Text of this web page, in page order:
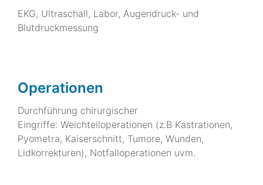
EKG, Ultraschall, Labor, Augendruck- und
Blutdruckmessung
Operationen
Durchführung chirurgischer
Eingriffe: Weichteiloperationen (z.B Kastrationen,
Pyometra, Kaiserschnitt, Tumore, Wunden,
Lidkorrekturen), Notfalloperationen uvm.